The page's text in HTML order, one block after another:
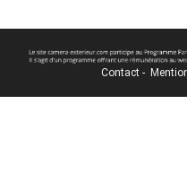
Contact-